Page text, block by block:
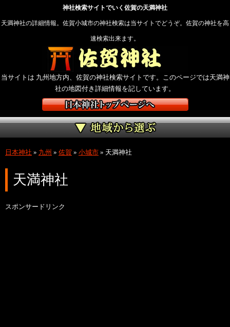
神社検索サイトでいく佐賀の天満神社
天満神社の詳細情報。佐賀小城市の神社検索は当サイトでどうぞ。佐賀の神社を高
速検索出来ます。
当サイトは 九州地方内、佐賀の神社検索サイトです。このページでは天満神
社の地図付き詳細情報を記しています。
日本神社 » 九州 » 佐賀 » 小城市 » 天満神社
天満神社
スポンサードリンク